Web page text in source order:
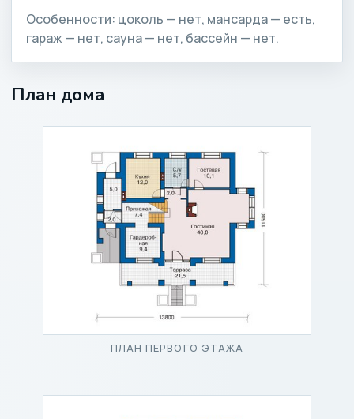
Особенности: цоколь — нет, мансарда — есть,
гараж — нет, сауна — нет, бассейн — нет.
План дома
ПЛАН ПЕРВОГО ЭТАЖА